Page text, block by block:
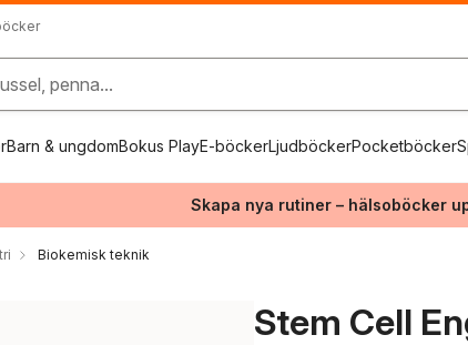
penna...
Barn & ungdomBokus PlayE-böckerLjudböckerPocketböcker
Skapa nya rutiner – hälsoböcker
Biokemisk teknik
Stem Cell